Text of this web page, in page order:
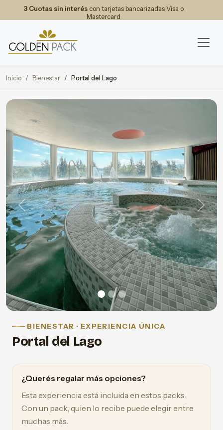
3 Cuotas sin interéscon tarjetas bancarizadas Visa o
Mastercard
Inicio Bienestar Portal del Lago
Previous Next
BIENESTAR · EXPERIENCIA ÚNICA
Portal del Lago
¿Querés regalar más opciones?
Esta experiencia está incluida en estos packs.
Con un pack, quien lo recibe puede elegir entre
muchas más.